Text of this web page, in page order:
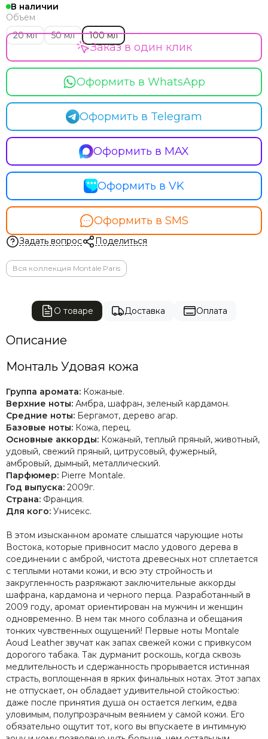
В наличии
Объем
20 мл
50 мл 100 мл
Оформить в WhatsApp
Оформить в Telegram
Оформить в MAX
Оформить в VK
Оформить в SMS
Заказ в один клик
Задать вопрос Поделиться
Вся коллекция Montale Paris
О товаре Доставка Оплата
Описание
Монталь Удовая кожа
Группа аромата: Кожаные.
Верхние ноты: Амбра, шафран, зеленый кардамон.
Средние ноты: Бергамот, дерево агар.
Базовые ноты: Кожа, перец.
Основные аккорды: Кожаный, теплый пряный, животный,
удовый, свежий пряный, цитрусовый, фужерный,
амбровый, дымный, металлический.
Парфюмер: Pierre Montale.
Год выпуска: 2009г.
Страна: Франция.
Для кого: Унисекс.
В этом изысканном аромате слышатся чарующие ноты
Востока, которые привносит масло удового дерева в
соединении с амброй, чистота древесных нот сплетается
с теплыми нотами кожи, и всю эту стройность и
закругленность разряжают заключительные аккорды
шафрана, кардамона и черного перца. Разработанный в
2009 году, аромат ориентирован на мужчин и женщин
одновременно. В нем так много соблазна и обещания
тонких чувственных ощущений! Первые ноты Montale
Aoud Leather звучат как запах свежей кожи с привкусом
дорогого табака. Так дурманит роскошь, когда сквозь
медлительность и сдержанность прорывается истинная
страсть, воплощенная в ярких финальных нотах. Этот запах
не отпускает, он обладает удивительной стойкостью:
даже после принятия душа он остается легким, едва
уловимым, полупрозрачным веянием у самой кожи. Его
обязательно ощутит тот, кого вы впускаете в интимную